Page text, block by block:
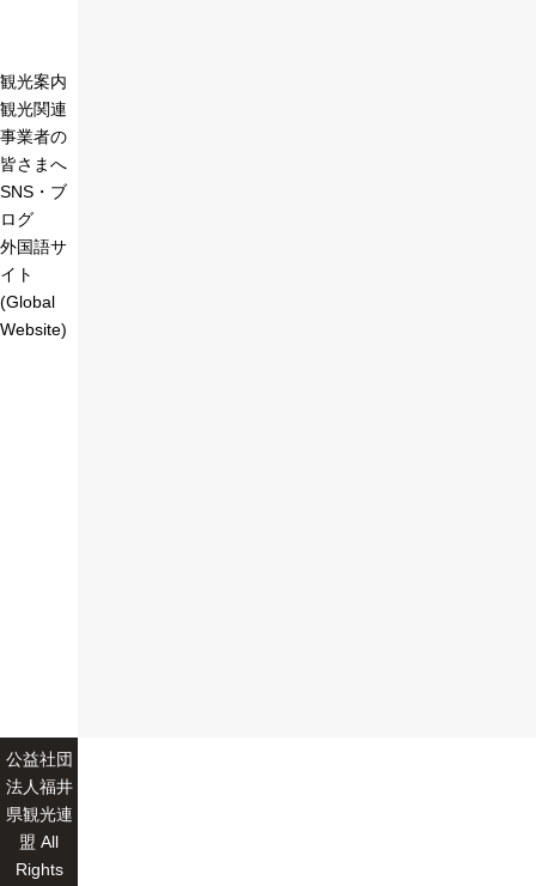
観光案内
観光関連
事業者の
皆さまへ
SNS・ブ
ログ
外国語サ
イト
(Global
Website)
公益社団
法人福井
県観光連
盟 All
Rights